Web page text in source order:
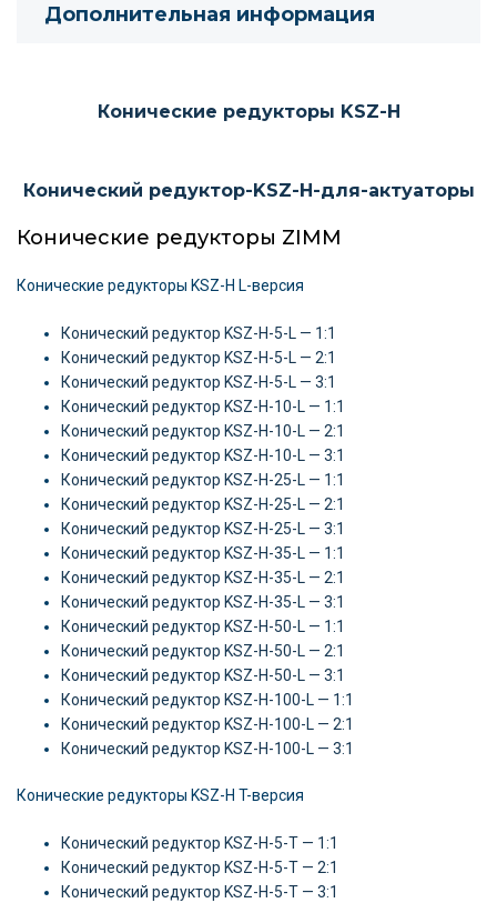
Дополнительная информация
Конические редукторы KSZ-H
Конический редуктор-KSZ-H-для-актуаторы
Конические редукторы ZIMM
Конические редукторы KSZ-H L-версия
Конический редуктор KSZ-H-5-L — 1:1
Конический редуктор KSZ-H-5-L — 2:1
Конический редуктор KSZ-H-5-L — 3:1
Конический редуктор KSZ-H-10-L — 1:1
Конический редуктор KSZ-H-10-L — 2:1
Конический редуктор KSZ-H-10-L — 3:1
Конический редуктор KSZ-H-25-L — 1:1
Конический редуктор KSZ-H-25-L — 2:1
Конический редуктор KSZ-H-25-L — 3:1
Конический редуктор KSZ-H-35-L — 1:1
Конический редуктор KSZ-H-35-L — 2:1
Конический редуктор KSZ-H-35-L — 3:1
Конический редуктор KSZ-H-50-L — 1:1
Конический редуктор KSZ-H-50-L — 2:1
Конический редуктор KSZ-H-50-L — 3:1
Конический редуктор KSZ-H-100-L — 1:1
Конический редуктор KSZ-H-100-L — 2:1
Конический редуктор KSZ-H-100-L — 3:1
Конические редукторы KSZ-H T-версия
Конический редуктор KSZ-H-5-T — 1:1
Конический редуктор KSZ-H-5-T — 2:1
Конический редуктор KSZ-H-5-T — 3:1